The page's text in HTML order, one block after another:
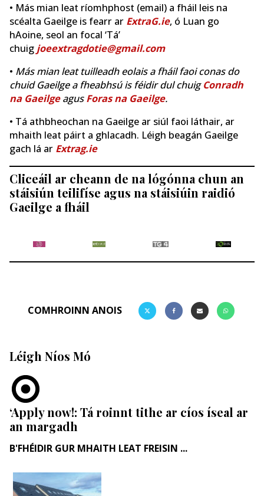
• Más mian leat ríomhphost (email) a fháil leis na
scéalta Gaeilge is fearr ar ExtraG.ie, ó Luan go
hAoine, seol an focal ‘Tá’
chuig joeextragdotie@gmail.com
• Más mian leat tuilleadh eolais a fháil faoi conas do
chuid Gaeilge a fheabhsú is féidir dul chuigConradh
na GaeilgeagusForas na Gaeilge.
• Tá athbheochan na Gaeilge ar siúl faoi láthair, ar
mhaith leat páirt a ghlacadh. Léigh beagán Gaeilge
gach lá ar Extrag.ie
Cliceáil ar cheann de na lógónna chun an
stáisiún teilifíse agus na stáisiúin raidió
Gaeilge a fháil
COMHROINN ANOIS
Léigh Níos Mó
‘Apply now!: Tá roinnt tithe ar cíos íseal ar
an margadh
B'FHÉIDIR GUR MHAITH LEAT FREISIN ...